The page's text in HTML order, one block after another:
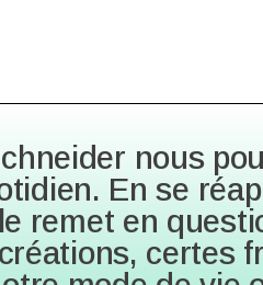
nous
En se
remet en
certes